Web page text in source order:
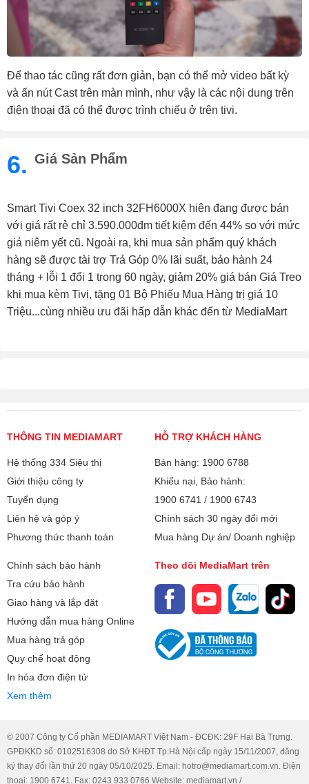
Để thao tác cũng rất đơn giản, bạn có thể mở video bất kỳ
và ấn nút Cast trên màn mình, như vậy là các nội dung trên
điện thoại đã có thể được trình chiếu ở trên tivi.
6. Giá Sản Phẩm
Smart Tivi Coex 32 inch 32FH6000X hiện đang được bán
với giá rất rẻ chỉ 3.590.000đm tiết kiệm đến 44% so với mức
giá niêm yết cũ. Ngoài ra, khi mua sản phẩm quý khách
hàng sẽ được tài trợ Trả Góp 0% lãi suất, bảo hành 24
tháng + lỗi 1 đổi 1 trong 60 ngày, giảm 20% giá bán Giá Treo
khi mua kèm Tivi, tặng 01 Bộ Phiếu Mua Hàng trị giá 10
Triệu...cùng nhiều ưu đãi hấp dẫn khác đến từ MediaMart
THÔNG TIN MEDIAMART
Hệ thống 334 Siêu thị
Giới thiệu công ty
Tuyển dụng
Liên hệ và góp ý
Phương thức thanh toán
HỖ TRỢ KHÁCH HÀNG
Bán hàng: 1900 6788
Khiếu nại, Bảo hành:
1900 6741 / 1900 6743
Chính sách 30 ngày đổi mới
Mua hàng Dự án/ Doanh nghiệp
Chính sách bảo hành
Tra cứu bảo hành
Giao hàng và lắp đặt
Hướng dẫn mua hàng Online
Mua hàng trả góp
Quy chế hoạt động
In hóa đơn điện tử
Xem thêm
Theo dõi MediaMart trên
© 2007 Công ty Cổ phần MEDIAMART Việt Nam - ĐCĐK: 29F Hai Bà Trưng.
GPĐKKD số: 0102516308 do Sở KHĐT Tp.Hà Nội cấp ngày 15/11/2007, đăng
ký thay đổi lần thứ 20 ngày 05/10/2025. Email: hotro@mediamart.com.vn. Điện
thoại: 1900 6741. Fax: 0243 933 0766 Website: mediamart.vn /